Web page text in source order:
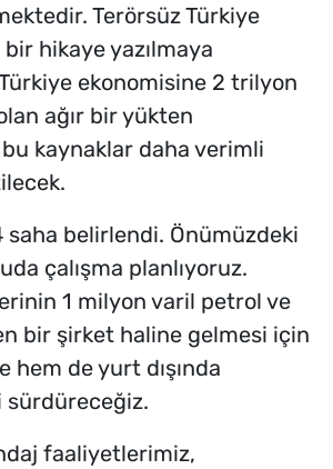
Terörsüz Türkiye
hikaye yazılmaya
ekonomisine 2 trilyon
ağır bir yükten
kaynaklar daha verimli
saha belirlendi. Önümüzdeki
çalışma planlıyoruz.
1 milyon varil petrol ve
bir şirket haline gelmesi için
hem de yurt dışında
faaliyetlerimiz,